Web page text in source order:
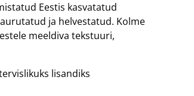
Eestis kasvatatud
ja helvestatud. Kolme
meeldiva tekstuuri,
lisandiks